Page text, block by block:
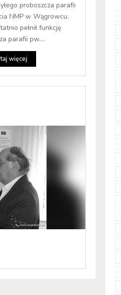
proboszcza parafii
NMP w Wągrowcu.
pełnił funkcję
parafii pw....
więcej